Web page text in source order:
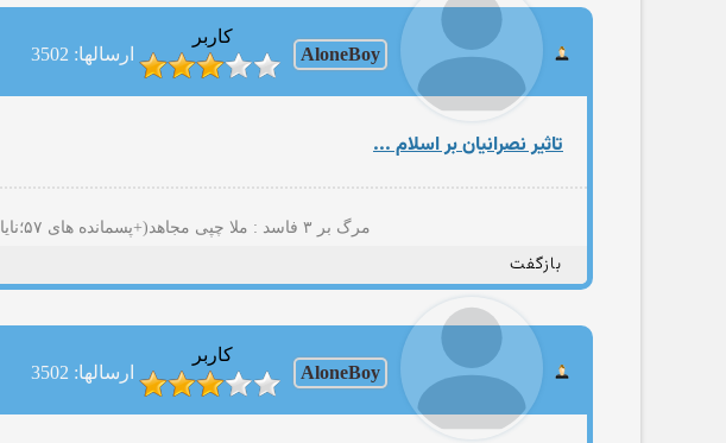
AloneBoy
کاربر
ارسالها: 3502
تاثیر نصرانیان بر اسلام ...
مرگ بر ۳ فاسد : ملا چپی مجاهد(+پسمانده های ۵۷؛نایاک؛مصومه قمی؛حامد مجاهدیون؛مهتدی کهنه تروریست تجزیه طلب و شرکا)
بازگفت
AloneBoy
کاربر
ارسالها: 3502